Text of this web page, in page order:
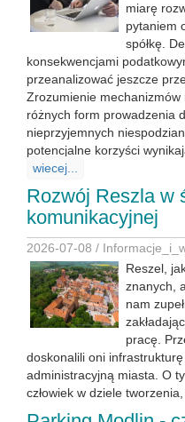
miarę
pytaniem
spółkę.
konsekwencjami
przeanalizować jeszcze
Zrozumienie
różnych form prowadzenia
nieprzyjemnych
potencjalne korzyści
wiecej...
Rozwój Reszla w
komunikacyjnej
2026-07-08 /
Reszel,
znanych,
nam
pracę.
doskonalili oni
administracyjną miasta. O
człowiek w dziele tworzenia,